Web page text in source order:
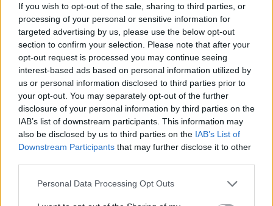
If you wish to opt-out of the sale, sharing to third parties, or
processing of your personal or sensitive information for
targeted advertising by us, please use the below opt-out
section to confirm your selection. Please note that after your
opt-out request is processed you may continue seeing
interest-based ads based on personal information utilized by
us or personal information disclosed to third parties prior to
your opt-out. You may separately opt-out of the further
disclosure of your personal information by third parties on the
IAB’s list of downstream participants. This information may
also be disclosed by us to third parties on the IAB’s List of
Downstream Participants that may further disclose it to other
Personal Data Processing Opt Outs
Namai žmonėms su psichikos ir
intelekto negalia - ir pietinėje
miesto dalyje
Kas tas paslaptingas jaunuolis,
rytais stovintis ant tilto?